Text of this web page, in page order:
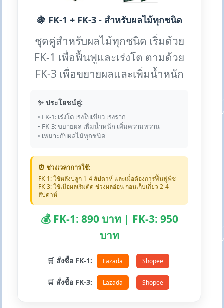
🍇 FK-1 + FK-3 - สำหรับผลไม้ทุกชนิด
ชุดคู่สำหรับผลไม้ทุกชนิด เริ่มด้วย
FK-1 เพื่อฟื้นฟูและเร่งโต ตามด้วย
FK-3 เพื่อขยายผลและเพิ่มน้ำหนัก
✨ ประโยชน์คู่:
• FK-1: เร่งโต เร่งใบเขียว เร่งราก
• FK-3: ขยายผล เพิ่มน้ำหนัก เพิ่มความหวาน
• เหมาะกับผลไม้ทุกชนิด
⏰ ช่วงเวลาการใช้:
FK-1: ใช้หลังปลูก 1-4 สัปดาห์ และเมื่อต้องการฟื้นฟูพืช
FK-3: ใช้เมื่อผลเริ่มติด ช่วงผลอ่อน ก่อนเก็บเกี่ยว 2-4
สัปดาห์
💰 FK-1: 890 บาท | FK-3: 950
บาท
🛒 สั่งซื้อ FK-1: Lazada Shopee
🛒 สั่งซื้อ FK-3: Lazada Shopee